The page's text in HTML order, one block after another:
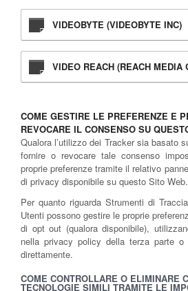
VIDEOBYTE (VIDEOBYTE INC)
VIDEO REACH (REACH MEDIA
COME GESTIRE LE PREFERENZE E
REVOCARE IL CONSENSO SU
Qualora l’utilizzo dei Tracker sia basato
fornire o revocare tale consenso
proprie preferenze tramite il relativo
di privacy disponibile su questo Sito Web.
Per quanto riguarda Strumenti di
Utenti possono gestire le proprie
di opt out (qualora disponibile),
nella privacy policy della terza parte o
direttamente.
COME CONTROLLARE O ELIMINARE
TECNOLOGIE SIMILI TRAMITE LE